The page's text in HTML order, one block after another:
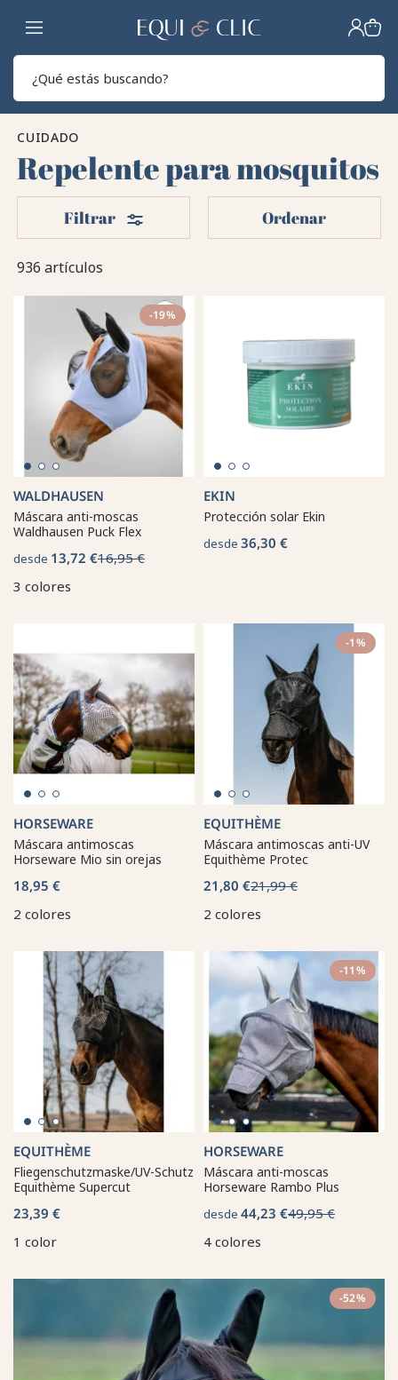
Hogar
CUIDADO
Repelente para mosquitos
936 artículos
Filtrar Filtros Ordenar
-19%
WALDHAUSEN
Máscara anti-moscas
Waldhausen Puck Flex
desde 13,72 €16,95 €
3 colores
EKIN
Protección solar Ekin
desde 36,30 €
HORSEWARE
Máscara antimoscas
Horseware Mio sin orejas
18,95 €
2 colores
-1%
EQUITHÈME
Máscara antimoscas anti-UV
Equithème Protec
21,80 €21,99 €
2 colores
EQUITHÈME
Fliegenschutzmaske/UV-Schutz
Equithème Supercut
23,39 €
1 color
-11%
HORSEWARE
Máscara anti-moscas
Horseware Rambo Plus
desde 44,23 €49,95 €
4 colores
-52%